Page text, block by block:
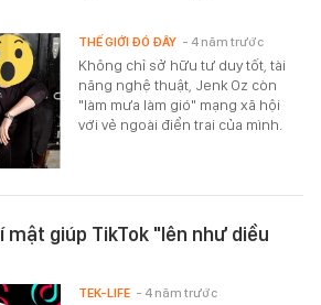
Không chỉ sở hữu tư duy tốt, tài
năng nghệ thuật, Jenk Oz còn
"làm mưa làm gió" mạng xã hội
với vẻ ngoài điển trai của mình.
THẾ GIỚI ĐÓ ĐÂY - 4 năm trước
mật giúp TikTok "lên như diều
TEK-LIFE - 4 năm trước